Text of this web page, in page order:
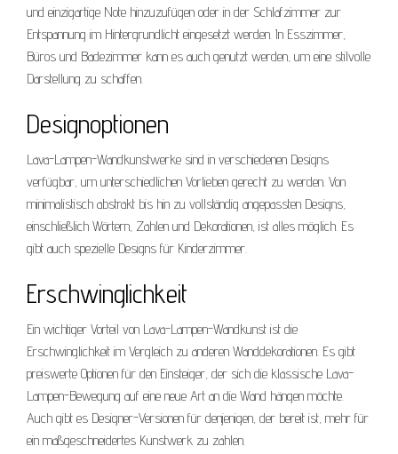
und einzigartige Note hinzuzufügen oder in der Schlafzimmer zur
Entspannung im Hintergrundlicht eingesetzt werden. In Esszimmer,
Büros und Badezimmer kann es auch genutzt werden, um eine stilvolle
Darstellung zu schaffen.
Designoptionen
Lava-Lampen-Wandkunstwerke sind in verschiedenen Designs
verfügbar, um unterschiedlichen Vorlieben gerecht zu werden. Von
minimalistisch abstrakt bis hin zu vollständig angepassten Designs,
einschließlich Wörtern, Zahlen und Dekorationen, ist alles möglich. Es
gibt auch spezielle Designs für Kinderzimmer.
Erschwinglichkeit
Ein wichtiger Vorteil von Lava-Lampen-Wandkunst ist die
Erschwinglichkeit im Vergleich zu anderen Wanddekorationen. Es gibt
preiswerte Optionen für den Einsteiger, der sich die klassische Lava-
Lampen-Bewegung auf eine neue Art an die Wand hängen möchte.
Auch gibt es Designer-Versionen für denjenigen, der bereit ist, mehr für
ein maßgeschneidertes Kunstwerk zu zahlen.